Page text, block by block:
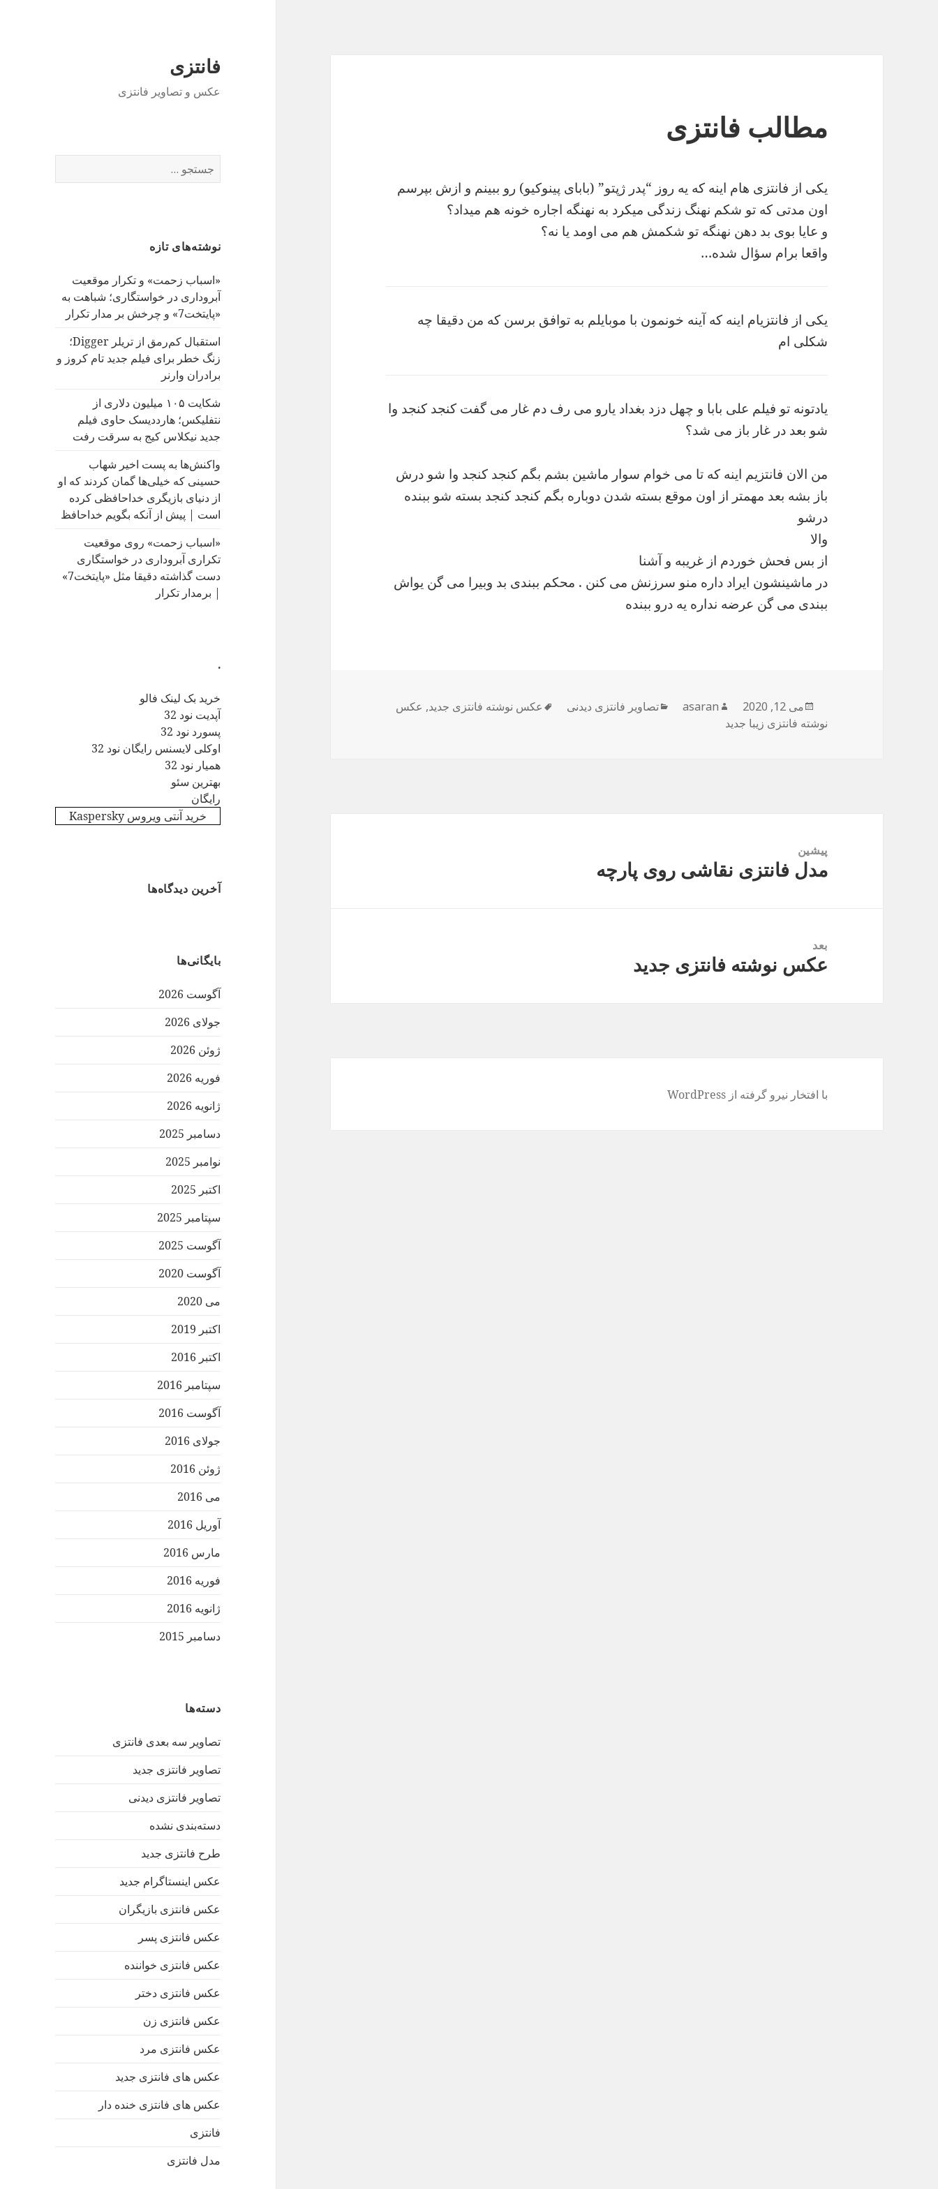
فانتزی
عکس و تصاویر فانتزی
س
ب
ا
ی
:
نوشته‌های تازه
«اسباب زحمت» و تکرار موقعیت
آبروداری در خواستگاری؛ شباهت به
«پایتخت7» و چرخش بر مدار تکرار
استقبال کم‌رمق از تریلر Digger؛
زنگ خطر برای فیلم جدید تام کروز و
برادران وارنر
شکایت ۱۰۵ میلیون دلاری از
نتفلیکس؛ هارددیسک حاوی فیلم
جدید نیکلاس کیج به سرقت رفت
واکنش‌ها به پست اخیر شهاب
حسینی که خیلی‌ها گمان کردند که او
از دنیای بازیگری خداحافظی کرده
است | پیش از آنکه بگویم خداحافظ
«اسباب زحمت» روی موقعیت
تکراری آبروداری در خواستگاری
دست گذاشته دقیقا مثل «پایتخت7»
| برمدار تکرار
.
خرید بک لینک فالو
آپدیت نود 32
پسورد نود 32
اوکلی لایسنس رایگان نود 32
همیار نود 32
بهترین سئو
رایگان
خرید آنتی ویروس Kaspersky
آخرین دیدگاه‌ها
بایگانی‌ها
آگوست 2026
جولای 2026
ژوئن 2026
فوریه 2026
ژانویه 2026
دسامبر 2025
نوامبر 2025
اکتبر 2025
سپتامبر 2025
آگوست 2025
آگوست 2020
می 2020
اکتبر 2019
اکتبر 2016
سپتامبر 2016
آگوست 2016
جولای 2016
ژوئن 2016
می 2016
آوریل 2016
مارس 2016
فوریه 2016
ژانویه 2016
دسامبر 2015
دسته‌ها
تصاویر سه بعدی فانتزی
تصاویر فانتزی جدید
تصاویر فانتزی دیدنی
دسته‌بندی نشده
طرح فانتزی جدید
عکس اینستاگرام جدید
عکس فانتزی بازیگران
عکس فانتزی پسر
عکس فانتزی خواننده
عکس فانتزی دختر
عکس فانتزی زن
عکس فانتزی مرد
عکس های فانتزی جدید
عکس های فانتزی خنده دار
فانتزی
مدل فانتزی
مطالب فانتزی
یکی از فانتزی هام اینه که یه روز “پدر ژپتو‏”‏ (بابای پینوکیو‏)‏ رو ببینم و ازش بپرسم
اون مدتی که تو شکم نهنگ زندگی میکرد به نهنگه اجاره خونه هم میداد؟‏
و عایا بوی بد دهن نهنگه تو شکمش هم می اومد یا نه؟‏‏
واقعا برام سؤال شده…
یکی از فانتزیام اینه که آینه خونمون با موبایلم به توافق برسن که من دقیقا چه
شکلی ام
یادتونه تو فیلم علی بابا و چهل دزد بغداد یارو می رف دم غار می گفت کنجد کنجد وا
شو بعد در غار باز می شد؟
من الان فانتزیم اینه که تا می خوام سوار ماشین بشم بگم کنجد کنجد وا شو درش
باز بشه بعد مهمتر از اون موقع بسته شدن دوباره بگم کنجد کنجد بسته شو ببنده
درشو
والا
از بس فحش خوردم از غریبه و آشنا
در ماشینشون ایراد داره منو سرزنش می کنن . محکم ببندی بد وبیرا می گن یواش
ببندی می گن عرضه نداره یه درو ببنده
ارسال
شده
می 12, 2020 نویسنده
asaran دسته‌ها
تصاویر فانتزی دیدنی برچسب‌ها
عکس نوشته فانتزی جدید, عکس
نوشته فانتزی زیبا جدید
پیشین
نوشته
مدل فانتزی نقاشی روی پارچه
بعد
نوشته
عکس نوشته فانتزی جدید
با افتخار نیرو گرفته از WordPress